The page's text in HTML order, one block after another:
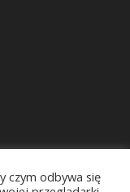
czym odbywa się